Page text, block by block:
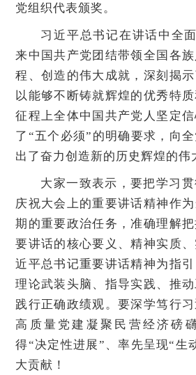
党组织代表颁奖。
习近平总书记在讲话中全
来中国共产党团结带领全国各
程、创造的伟大成就，深刻揭
以能够不断铸就辉煌的优秀特
征程上全体中国共产党人坚定
了“五个必须”的明确要求，向
出了奋力创造新的历史辉煌的伟
大家一致表示，要把学习
庆祝大会上的重要讲话精神作
期的重要政治任务，准确理解
要讲话的核心要义、精神实质
近平总书记重要讲话精神为指
理论武装头脑、指导实践、推
践行正确政绩观。要深学笃行
高质量党建凝聚民营经济磅
得“决定性进展”、率先呈现“生
大贡献！